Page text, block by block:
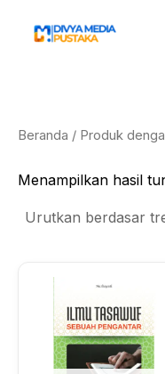
Beranda / Produk
Menampilkan hasil